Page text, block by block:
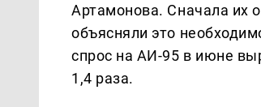
Артамонова. Сначала их
объясняли это
спрос на АИ-95 в июне
1,4 раза.